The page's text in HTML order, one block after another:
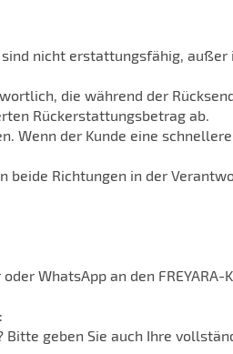
nicht erstattungsfähig, außer
die während der
Rückerstattungsbetrag ab.
Wenn der Kunde eine
Richtungen in der
WhatsApp an den FREYARA-
Bitte geben Sie auch Ihre